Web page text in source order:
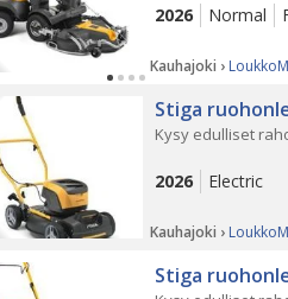
2026 Normal
Kauhajoki ›
Stiga
Kysy edulliset
2026 Electric
Kauhajoki ›
Stiga